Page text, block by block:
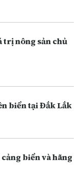
trị nông sản chủ
biển tại Đắk Lắk
biển và hãng